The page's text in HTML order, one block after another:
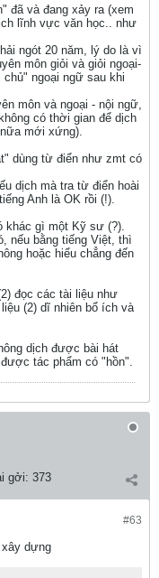
đã và đang xảy ra (xem
lĩnh vực văn học.. như
ngót 20 năm, lý do là vì
môn giỏi và giỏi ngoại-
ngoại ngữ sau khi
môn và ngoại - nội ngữ,
có thời gian để dịch
mới xứng).
dùng từ điển như zmt có
dịch mà tra từ điển hoài
Anh là OK rồi (!).
khác gì một Kỹ sư (?).
nếu bằng tiếng Việt, thì
hoặc hiểu chẳng đến
đọc các tài liệu như
(2) dĩ nhiên bổ ích và
dịch được bài hát
tác phẩm có "hồn".
gởi: 373
#63
dựng